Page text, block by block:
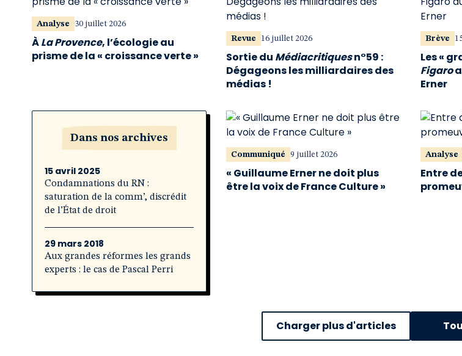
Analyse 30 juillet 2026
ÀLa Provence, l’écologie au
prisme de la « croissance verte »
Revue 16 juillet 2026
Sortie du Médiacritiquesn°59 :
Dégageons les milliardaires des
médias !
Brève
Les «
Figaro
Erner
Dans nos archives
15 avril 2025
Condamnations du RN :
saturation de la comm’, discrédit
de l’État de droit
29 mars 2018
Aux grandes réformes les grands
experts : le cas de Pascal Perri
Communiqué 9 juillet 2026
« Guillaume Erner ne doit plus
être la voix de France Culture »
Analyse
Entre
Charger plus d'articles